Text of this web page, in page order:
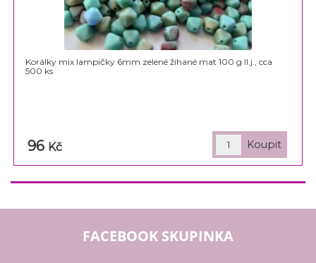
Korálky mix lampičky 6mm zelené žíhané mat 100 g II.j., cca
500 ks
96 Kč
FACEBOOK SKUPINKA